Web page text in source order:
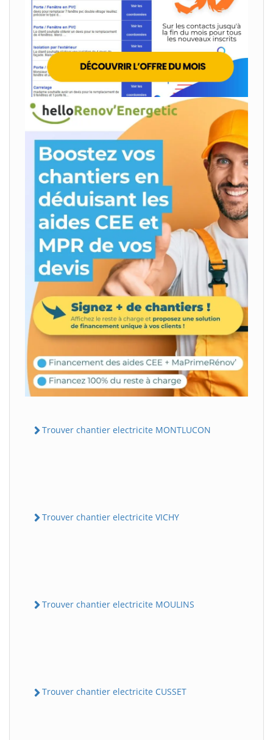
Trouver chantier electricite MONTLUCON
Trouver chantier electricite VICHY
Trouver chantier electricite MOULINS
Trouver chantier electricite CUSSET